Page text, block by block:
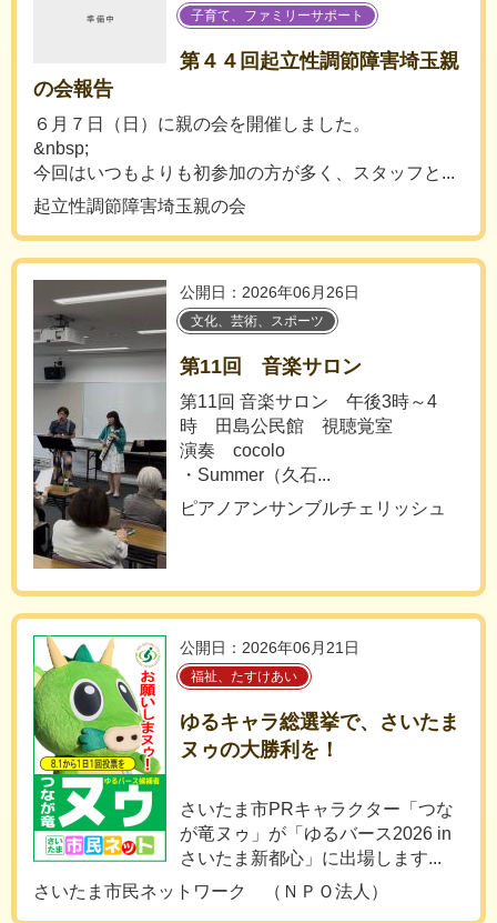
子育て、ファミリーサポート
第４４回起立性調節障害埼玉親
の会報告
６月７日（日）に親の会を開催しました。
&nbsp;
今回はいつもよりも初参加の方が多く、スタッフと...
起立性調節障害埼玉親の会
公開日：2026年06月26日
文化、芸術、スポーツ
第11回 音楽サロン
第11回 音楽サロン 午後3時～4
時 田島公民館 視聴覚室
演奏 cocolo
・Summer（久石...
ピアノアンサンブルチェリッシュ
公開日：2026年06月21日
福祉、たすけあい
ゆるキャラ総選挙で、さいたま
ヌゥの大勝利を！
さいたま市PRキャラクター「つな
が竜ヌゥ」が「ゆるバース2026 in
さいたま新都心」に出場します...
さいたま市民ネットワーク （ＮＰＯ法人）